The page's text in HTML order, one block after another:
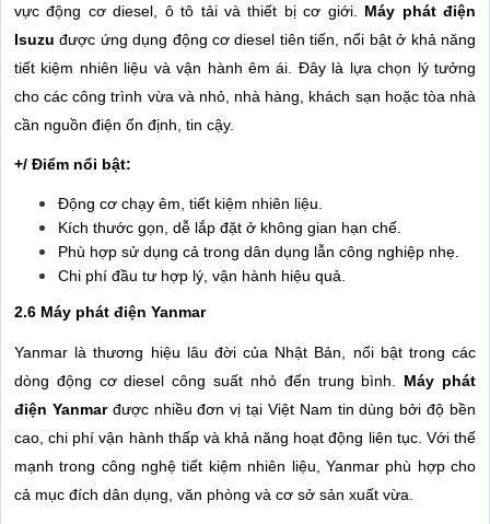
vực động cơ diesel, ô tô tải và thiết bị cơ giới. Máy phát điện
Isuzu được ứng dụng động cơ diesel tiên tiến, nổi bật ở khả năng
tiết kiệm nhiên liệu và vận hành êm ái. Đây là lựa chọn lý tưởng
cho các công trình vừa và nhỏ, nhà hàng, khách sạn hoặc tòa nhà
cần nguồn điện ổn định, tin cậy.
+/ Điểm nổi bật:
Động cơ chạy êm, tiết kiệm nhiên liệu.
Kích thước gọn, dễ lắp đặt ở không gian hạn chế.
Phù hợp sử dụng cả trong dân dụng lẫn công nghiệp nhẹ.
Chi phí đầu tư hợp lý, vận hành hiệu quả.
2.6 Máy phát điện Yanmar
Yanmar là thương hiệu lâu đời của Nhật Bản, nổi bật trong các
dòng động cơ diesel công suất nhỏ đến trung bình. Máy phát
điện Yanmarđược nhiều đơn vị tại Việt Nam tin dùng bởi độ bền
cao, chi phí vận hành thấp và khả năng hoạt động liên tục. Với thế
mạnh trong công nghệ tiết kiệm nhiên liệu, Yanmar phù hợp cho
cả mục đích dân dụng, văn phòng và cơ sở sản xuất vừa.